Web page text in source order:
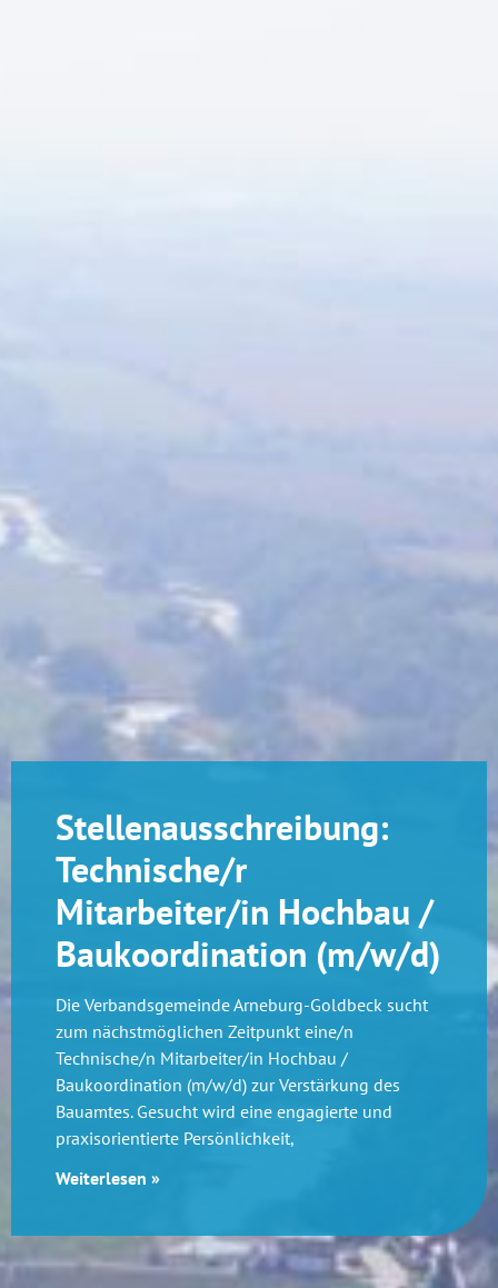
Stellenausschreibung:
Technische/r
Mitarbeiter/in Hochbau /
Baukoordination (m/w/d)
Die Verbandsgemeinde Arneburg-Goldbeck sucht
zum nächstmöglichen Zeitpunkt eine/n
Technische/n Mitarbeiter/in Hochbau /
Baukoordination (m/w/d) zur Verstärkung des
Bauamtes. Gesucht wird eine engagierte und
praxisorientierte Persönlichkeit,
Weiterlesen »